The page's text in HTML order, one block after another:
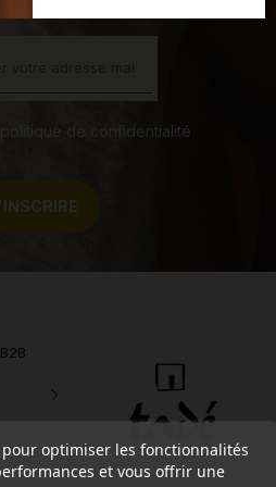
politique de confidentialité
optimiser les fonctionnalités
et vous offrir une